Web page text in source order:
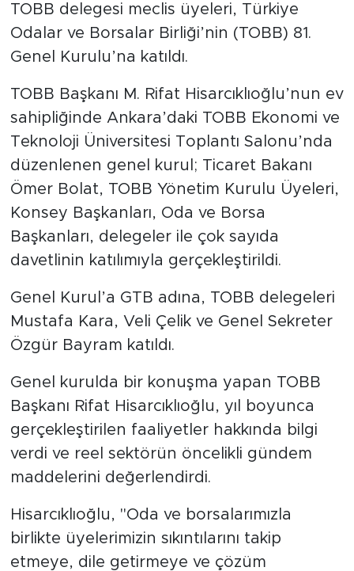
TOBB delegesi meclis üyeleri, Türkiye
Odalar ve Borsalar Birliği’nin (TOBB) 81.
Genel Kurulu’na katıldı.
TOBB Başkanı M. Rifat Hisarcıklıoğlu’nun ev
sahipliğinde Ankara’daki TOBB Ekonomi ve
Teknoloji Üniversitesi Toplantı Salonu’nda
düzenlenen genel kurul; Ticaret Bakanı
Ömer Bolat, TOBB Yönetim Kurulu Üyeleri,
Konsey Başkanları, Oda ve Borsa
Başkanları, delegeler ile çok sayıda
davetlinin katılımıyla gerçekleştirildi.
Genel Kurul’a GTB adına, TOBB delegeleri
Mustafa Kara, Veli Çelik ve Genel Sekreter
Özgür Bayram katıldı.
Genel kurulda bir konuşma yapan TOBB
Başkanı Rifat Hisarcıklıoğlu, yıl boyunca
gerçekleştirilen faaliyetler hakkında bilgi
verdi ve reel sektörün öncelikli gündem
maddelerini değerlendirdi.
Hisarcıklıoğlu, "Oda ve borsalarımızla
birlikte üyelerimizin sıkıntılarını takip
etmeye, dile getirmeye ve çözüm